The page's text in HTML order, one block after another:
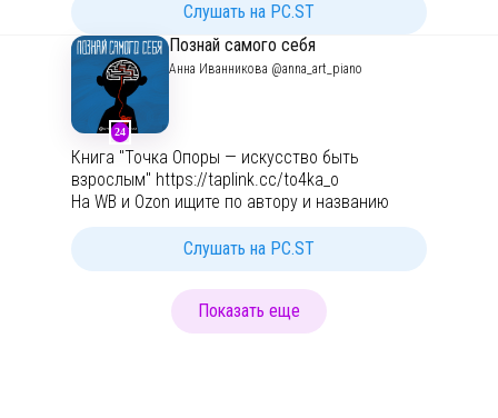
Слушать на PC.ST
24
Познай самого себя
Анна Иванникова @anna_art_piano
Книга "Точка Опоры — искусство быть
взрослым" https://taplink.cc/to4ka_o
На WB и Ozon ищите по автору и названию
Телеграм-канал с ежедневной пользой:
Решить свои задачи в личной жизни и в
бизнесе (выбрать психологическое
Слушать на PC.ST
Показать еще